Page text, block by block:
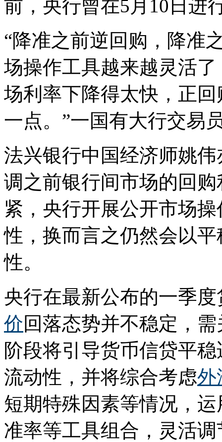
前，央行曾在5月10日进
“降准之前逆回购，降准
场操作工具越来越灵活
场利率下降得太快，正
一点。”一国有大行交易
法兴银行中国经济师姚
调之前银行间市场的回
紧，央行开展公开市场
性，换而言之仍然会以
性。
央行在最新公布的一季
价回落态势并不稳定，
阶段将引导货币信贷平
流动性，并将综合考虑外
短期特殊因素等情况，
准率等工具组合，灵活